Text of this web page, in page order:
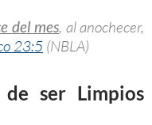
del mes, al anochecer,
23:5 (NBLA)
de ser Limpios